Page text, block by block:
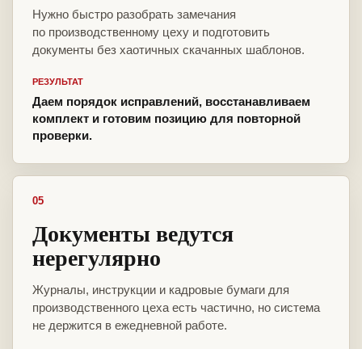
Нужно быстро разобрать замечания
по производственному цеху и подготовить
документы без хаотичных скачанных шаблонов.
РЕЗУЛЬТАТ
Даем порядок исправлений, восстанавливаем
комплект и готовим позицию для повторной
проверки.
05
Документы ведутся
нерегулярно
Журналы, инструкции и кадровые бумаги для
производственного цеха есть частично, но система
не держится в ежедневной работе.